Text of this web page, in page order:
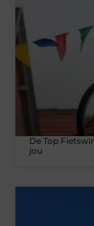
De Top
jou